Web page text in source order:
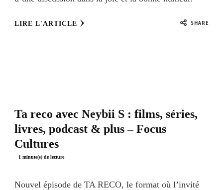
LIRE L'ARTICLE SHARE
Ta reco avec ‪Neybii S‬ : films, séries,
livres, podcast & plus – Focus
Cultures
Nouvel épisode de TA RECO, le format où l’invité